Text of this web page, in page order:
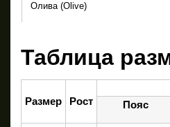
Олива (Olive)
Таблица
Размер Рост
Пояс